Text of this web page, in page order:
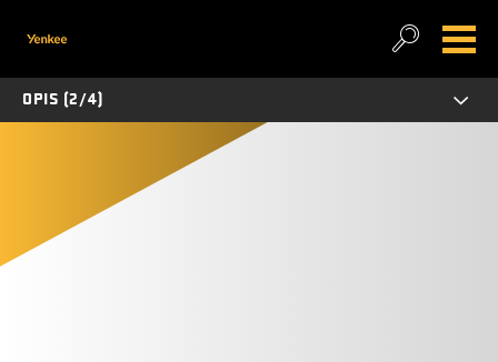
OPIS (2/4)